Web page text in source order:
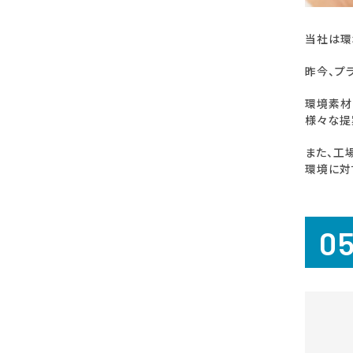
当社は
昨今、プ
環境素材
様々な提
また、
環境に対